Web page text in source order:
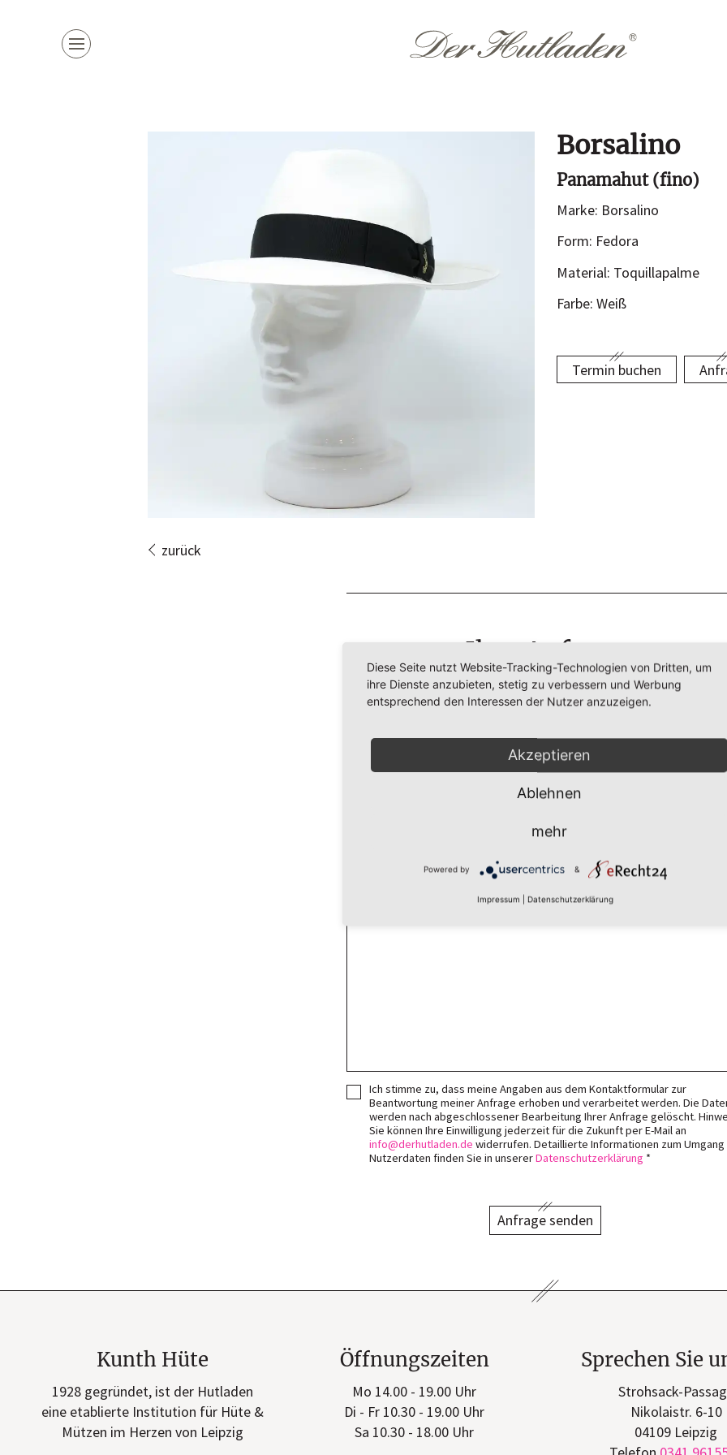
Top Marken
La Mouche
Accessoires
Hochzeit
Borsalino
Panamahut (fino)
Marke: Borsalino
Form: Fedora
Material: Toquillapalme
Farbe: Weiß
Termin buchen
zurück
Ihre Anfrage
Bitte lassen Sie uns kurz wissen, welche Fragen Sie haben und
wir Ihnen weiterhelfen können.
Ich stimme zu, dass meine Angaben aus dem Kontaktformular zur
Beantwortung meiner Anfrage erhoben und verarbeitet werden. Die
werden nach abgeschlossener Bearbeitung Ihrer Anfrage gelöscht.
Sie können Ihre Einwilligung jederzeit für die Zukunft per E-Mail an
info
derhutladen de widerrufen. Detaillierte Informationen zum
Nutzerdaten finden Sie in unsererDatenschutzerklärung *
Anfrage senden
Kunth Hüte
1928 gegründet, ist der Hutladen
eine etablierte Institution für Hüte &
Mützen im Herzen von Leipzig
Öffnungszeiten
Mo 14.00 - 19.00 Uhr
Di - Fr 10.30 - 19.00 Uhr
Sa 10.30 - 18.00 Uhr
Sprechen Sie
Strohsack-
Nikolaistr. 6-10
04109 Leipzig
Diese Seite nutzt Website-Tracking-Technologien von Dritten, um
ihre Dienste anzubieten, stetig zu verbessern und Werbung
entsprechend den Interessen der Nutzer anzuzeigen.
Akzeptieren
Ablehnen
mehr
Powered by &
Impressum Datenschutzerklärung